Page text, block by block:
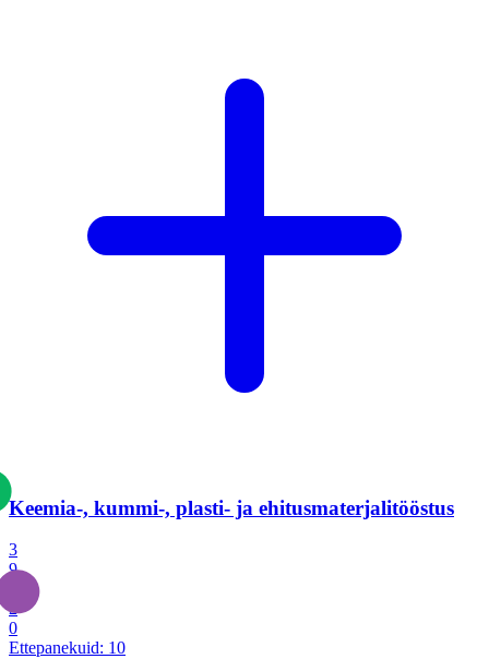
Keemia-, kummi-, plasti- ja ehitusmaterjalitööstus
3
9
2
0
Ettepanekuid: 10